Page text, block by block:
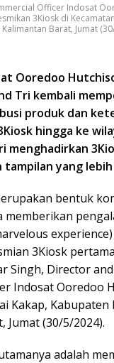
Officer Indosat
3Kiosk di
Barat, Jumat
Ooredoo
Tri kembali
produk dan
hingga ke
menghadirkan
tampilan yang
bentuk
memberikan
3Kiosk
Singh, Director
Indosat Ooredoo
Kakap, Kabupaten
Jumat (30/5/2024).
adalah